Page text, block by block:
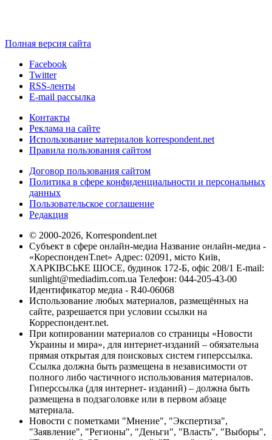
Полная версия сайта
Facebook
Twitter
RSS-ленты
E-mail рассылка
Контакты
Реклама на сайте
Использование материалов korrespondent.net
Правила пользования сайтом
Договор пользования сайтом
Политика в сфере конфиденциальности и персональных
данных
Пользовательское соглашение
Редакция
© 2000-2026, Korrespondent.net
Субъект в сфере онлайн-медиа Название онлайн-медиа -
«КореспонденТ.net» Адрес: 02091, місто Київ,
ХАРКІВСЬКЕ ШОСЕ, будинок 172-Б, офіс 208/1 E-mail:
sunlight@mediadim.com.ua Телефон: 044-205-43-00
Идентификатор медиа - R40-06068
Использование любых материалов, размещённых на
сайте, разрешается при условии ссылки на
Корреспондент.net.
При копировании материалов со страницы «Новости
Украины и мира», для интернет-изданий – обязательна
прямая открытая для поисковых систем гиперссылка.
Ссылка должна быть размещена в независимости от
полного либо частичного использования материалов.
Гиперссылка (для интернет- изданий) – должна быть
размещена в подзаголовке или в первом абзаце
материала.
Новости с пометками "Мнение", "Экспертиза",
"Заявление", "Регионы", "Деньги", "Власть", "Выборы",